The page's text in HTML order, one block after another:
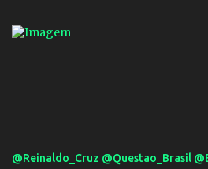
definido e tem o Milan como virtual
@Reinaldo_Cruz @Questao_Brasil